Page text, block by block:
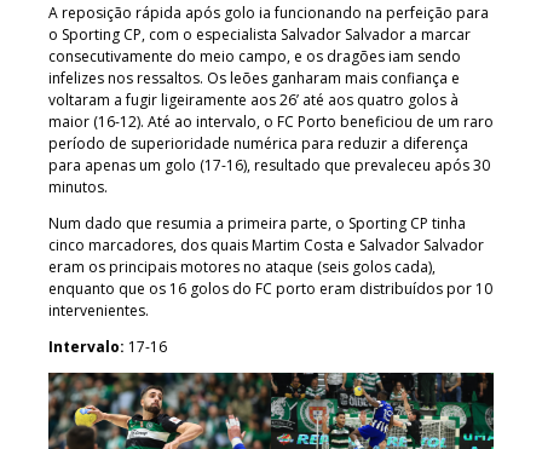
A reposição rápida após golo ia funcionando na perfeição para
o Sporting CP, com o especialista Salvador Salvador a marcar
consecutivamente do meio campo, e os dragões iam sendo
infelizes nos ressaltos. Os leões ganharam mais confiança e
voltaram a fugir ligeiramente aos 26’ até aos quatro golos à
maior (16-12). Até ao intervalo, o FC Porto beneficiou de um raro
período de superioridade numérica para reduzir a diferença
para apenas um golo (17-16), resultado que prevaleceu após 30
minutos.
Num dado que resumia a primeira parte, o Sporting CP tinha
cinco marcadores, dos quais Martim Costa e Salvador Salvador
eram os principais motores no ataque (seis golos cada),
enquanto que os 16 golos do FC porto eram distribuídos por 10
intervenientes.
Intervalo: 17-16